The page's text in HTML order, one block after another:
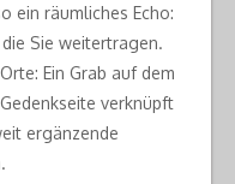
ein räumliches Echo:
Sie weitertragen.
Ein Grab auf dem
verknüpft
ergänzende